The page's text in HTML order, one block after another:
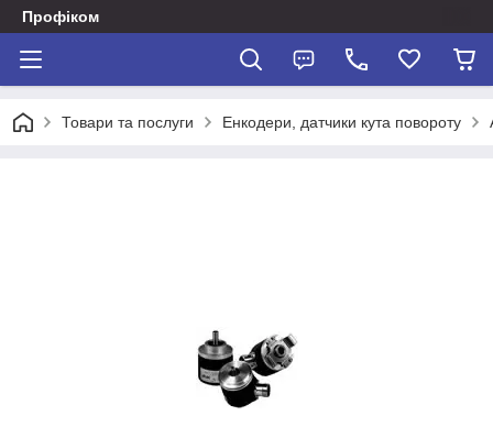
Профіком
Товари та послуги Енкодери, датчики кута повороту